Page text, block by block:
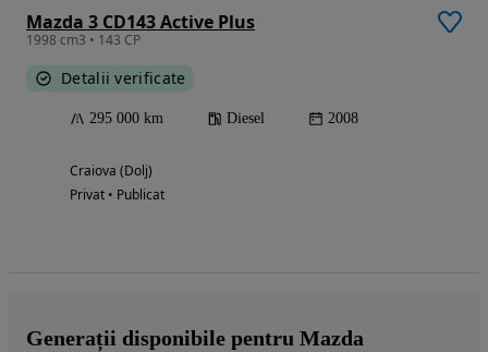
Mazda 3 CD143 Active Plus
1998 cm3 • 143 CP
Detalii verificate
295 000 km Diesel 2008
Craiova (Dolj)
Privat • Publicat
Generații disponibile pentru Mazda